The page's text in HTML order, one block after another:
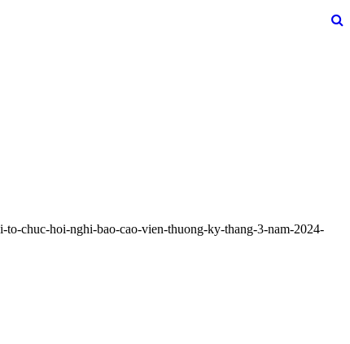
chuc-hoi-nghi-bao-cao-vien-thuong-ky-thang-3-nam-2024-